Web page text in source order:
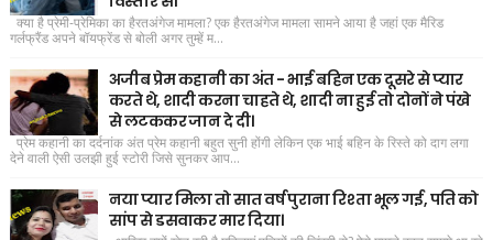
क्या है प्रेमी-प्रेमिका का हैरतअंगेज मामला? एक हैरतअंगेज मामला सामने आया है जहां एक मैरिड
गर्लफ्रैंड अपने बॉयफ्रेंड से बोली अगर तुम्हें म...
अजीब प्रेम कहानी का अंत - भाई बहिन एक दूसरे से प्यार
करते थे, शादी करना चाहते थे, शादी ना हुई तो दोनों ने पंखे
से लटककर जान दे दी।
प्रेम कहानी का दर्दनांक अंत प्रेम कहानी बहुत सुनी होंगी लेकिन एक भाई बहिन के रिस्ते को दाग लगा
देने वाली ऐसी उलझी हुई स्टोरी जिसे सुनकर आप...
नया प्यार मिला तो सात वर्ष पुराना रिश्ता भूल गई, पति को
सांप से डसवाकर मार दिया।